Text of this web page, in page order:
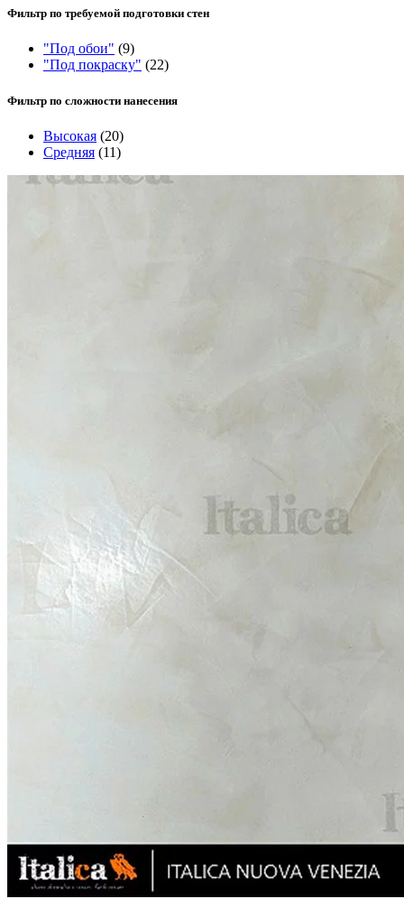
Фильтр по требуемой подготовки стен
"Под обои" (9)
"Под покраску" (22)
Фильтр по сложности нанесения
Высокая (20)
Средняя (11)